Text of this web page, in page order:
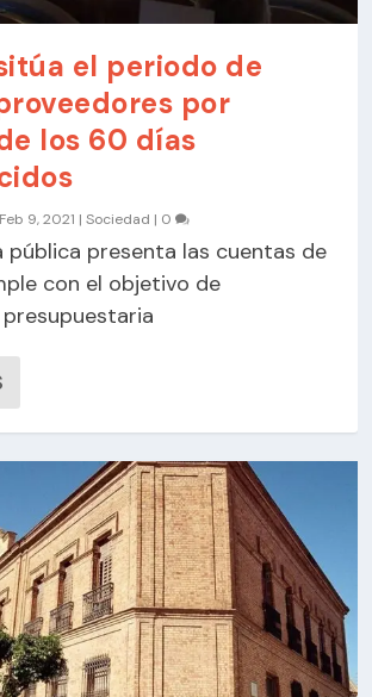
el periodo de
por
los 60 días
Feb 9, 2021 |Sociedad | 0
pública presenta las cuentas de
con el objetivo de